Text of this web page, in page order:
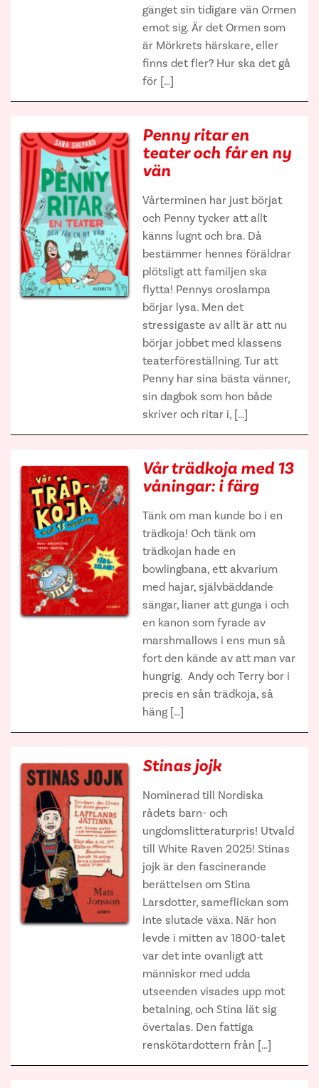
gänget sin tidigare vän Ormen
emot sig. Är det Ormen som
är Mörkrets härskare, eller
finns det fler? Hur ska det gå
för […]
Penny ritar en
teater och får en ny
vän
Vårterminen har just börjat
och Penny tycker att allt
känns lugnt och bra. Då
bestämmer hennes föräldrar
plötsligt att familjen ska
flytta! Pennys oroslampa
börjar lysa. Men det
stressigaste av allt är att nu
börjar jobbet med klassens
teaterföreställning. Tur att
Penny har sina bästa vänner,
sin dagbok som hon både
skriver och ritar i, […]
Vår trädkoja med 13
våningar: i färg
Tänk om man kunde bo i en
trädkoja! Och tänk om
trädkojan hade en
bowlingbana, ett akvarium
med hajar, självbäddande
sängar, lianer att gunga i och
en kanon som fyrade av
marshmallows i ens mun så
fort den kände av att man var
hungrig. Andy och Terry bor i
precis en sån trädkoja, så
häng […]
Stinas jojk
Nominerad till Nordiska
rådets barn- och
ungdomslitteraturpris! Utvald
till White Raven 2025! Stinas
jojk är den fascinerande
berättelsen om Stina
Larsdotter, sameflickan som
inte slutade växa. När hon
levde i mitten av 1800-talet
var det inte ovanligt att
människor med udda
utseenden visades upp mot
betalning, och Stina lät sig
övertalas. Den fattiga
renskötardottern från […]